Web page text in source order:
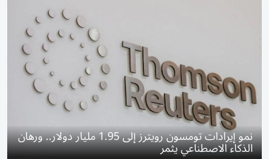
نمو إيرادات تومسون رويترز إلى 1.95 مليار دولار.. ورهان
الذكاء الاصطناعي يثمر